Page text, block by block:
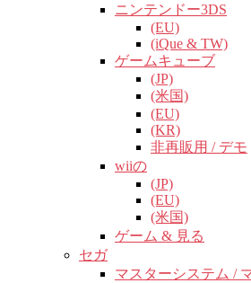
ニンテンドー3DS
(EU)
(iQue & TW)
ゲームキューブ
(JP)
(米国)
(EU)
(KR)
非再販用 / デモ
wiiの
(JP)
(EU)
(米国)
ゲーム & 見る
セガ
マスターシステム /